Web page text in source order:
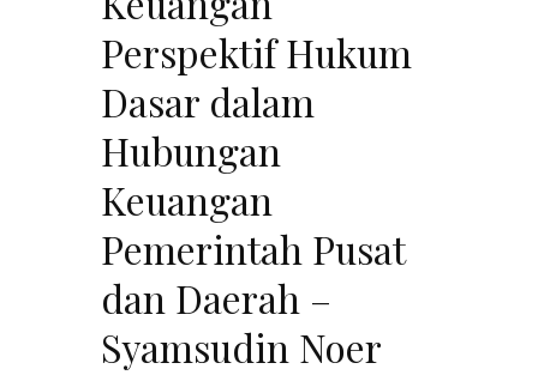
Perspektif Hukum
Dasar dalam
Hubungan
Keuangan
Pemerintah Pusat
dan Daerah –
Syamsudin Noer